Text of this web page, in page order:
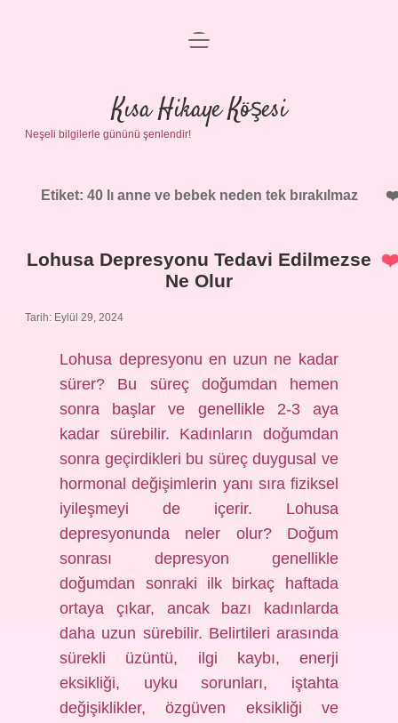
Anasayfa
Gizlilik Politikası
Yasal Uyarı
menüyü
Kısa Hikaye Köşesi
Neşeli bilgilerle gününü şenlendir!
Etiket: 40 lı anne ve bebek neden tek bırakılmaz
Lohusa Depresyonu Tedavi Edilmezse
Ne Olur
Tarih: Eylül 29, 2024
Lohusa depresyonu en uzun ne kadar
sürer? Bu süreç doğumdan hemen
sonra başlar ve genellikle 2-3 aya
kadar sürebilir. Kadınların doğumdan
sonra geçirdikleri bu süreç duygusal ve
hormonal değişimlerin yanı sıra fiziksel
iyileşmeyi de içerir. Lohusa
depresyonunda neler olur? Doğum
sonrası depresyon genellikle
doğumdan sonraki ilk birkaç haftada
ortaya çıkar, ancak bazı kadınlarda
daha uzun sürebilir. Belirtileri arasında
sürekli üzüntü, ilgi kaybı, enerji
eksikliği, uyku sorunları, iştahta
değişiklikler, özgüven eksikliği ve